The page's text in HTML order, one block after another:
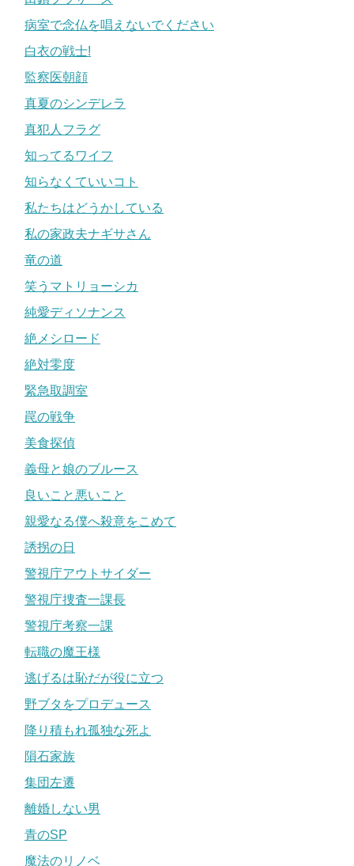
病室で念仏を唱えないでください
白衣の戦士!
監察医朝顔
真夏のシンデレラ
真犯人フラグ
知ってるワイフ
知らなくていいコト
私たちはどうかしている
私の家政夫ナギサさん
竜の道
笑うマトリョーシカ
純愛ディソナンス
絶メシロード
絶対零度
緊急取調室
罠の戦争
美食探偵
義母と娘のブルース
良いこと悪いこと
親愛なる僕へ殺意をこめて
誘拐の日
警視庁アウトサイダー
警視庁捜査一課長
警視庁考察一課
転職の魔王様
逃げるは恥だが役に立つ
野ブタをプロデュース
降り積もれ孤独な死よ
隕石家族
集団左遷
離婚しない男
青のSP
魔法のリノベ